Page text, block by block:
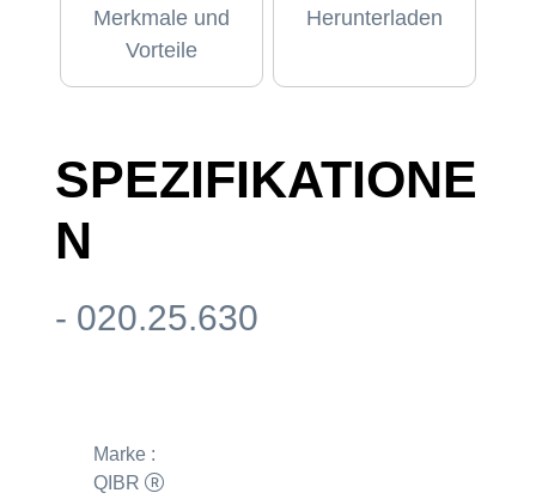
Merkmale und
Vorteile
Herunterladen
SPEZIFIKATIONE
N
- 020.25.630
Marke :
QIBR